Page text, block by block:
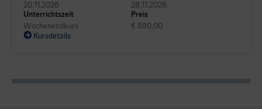
20.11.2026
28.11.2026
Unterrichtszeit
Wochenendkurs
Preis
€ 890,00
Kursdetails